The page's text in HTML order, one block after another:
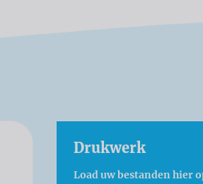
Drukwerk
Load uw bestanden hier